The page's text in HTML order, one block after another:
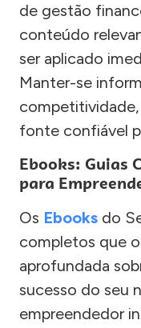
de gestão
conteúdo
ser aplicado
Manter-se
fonte confiável
Ebooks: Guias
para
Os Ebooks do
completos que
aprofundada
sucesso do seu
empreendedor